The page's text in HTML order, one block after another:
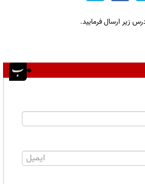
زیر ارسال فرمایید.